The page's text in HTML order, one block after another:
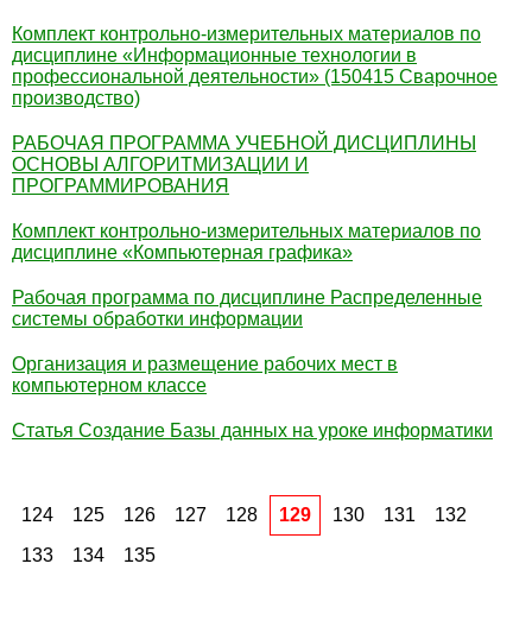
Комплект контрольно-измерительных материалов по
дисциплине «Информационные технологии в
профессиональной деятельности» (150415 Сварочное
производство)
РАБОЧАЯ ПРОГРАММА УЧЕБНОЙ ДИСЦИПЛИНЫ
ОСНОВЫ АЛГОРИТМИЗАЦИИ И
ПРОГРАММИРОВАНИЯ
Комплект контрольно-измерительных материалов по
дисциплине «Компьютерная графика»
Рабочая программа по дисциплине Распределенные
системы обработки информации
Организация и размещение рабочих мест в
компьютерном классе
Статья Создание Базы данных на уроке информатики
124 125 126 127 128 129 130 131
132
133
134 135